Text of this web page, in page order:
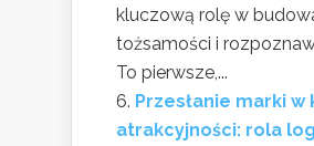
kluczową rolę w
tożsamości i
To pierwsze,...
Przesłanie marki w
atrakcyjności: rola